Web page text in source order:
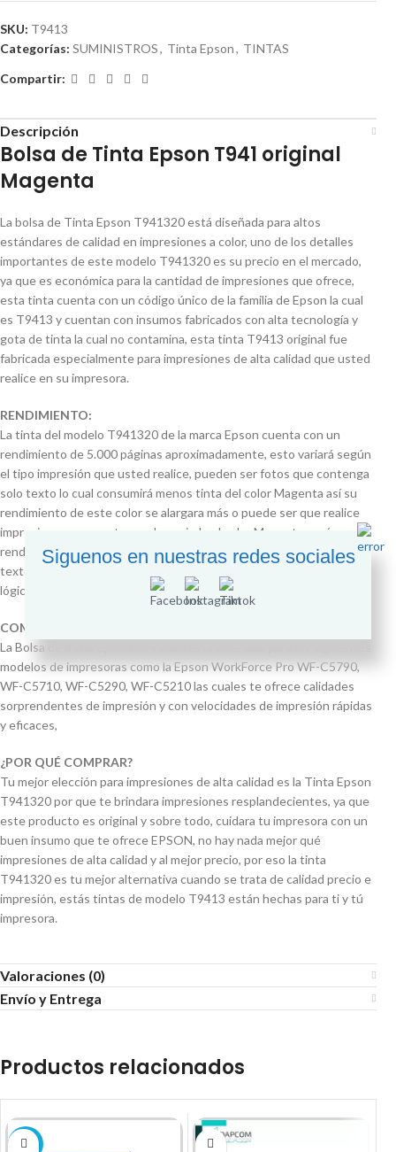
SKU: T9413
Categorías: SUMINISTROS, Tinta Epson, TINTAS
Compartir:
Descripción
Bolsa de Tinta Epson T941 original
Magenta
La bolsa de Tinta Epson T941320 está diseñada para altos
estándares de calidad en impresiones a color, uno de los detalles
importantes de este modelo T941320 es su precio en el mercado,
ya que es económica para la cantidad de impresiones que ofrece,
esta tinta cuenta con un código único de la familia de Epson la cual
es T9413 y cuentan con insumos fabricados con alta tecnología y
gota de tinta la cual no contamina, esta tinta T9413 original fue
fabricada especialmente para impresiones de alta calidad que usted
realice en su impresora.
RENDIMIENTO:
La tinta del modelo T941320 de la marca Epson cuenta con un
rendimiento de 5.000 páginas aproximadamente, esto variará según
el tipo impresión que usted realice, pueden ser fotos que contenga
solo texto lo cual consumirá menos tinta del color Magenta así su
rendimiento de este color se alargara más o puede ser que realice
impresiones que contenga demasiado el color Magenta y así su
rendimiento será menor a lo indicado, ejemplo imágenes, fondos,
textos entre otros que contengan más el color Magenta lo cual por
lógica se consumirá más.
COMPATIBLE CON IMPRESORAS:
La Bolsa de Tinta Epson T941320 está diseñada para los siguientes
modelos de impresoras como la Epson WorkForce Pro WF-C5790,
WF-C5710, WF-C5290, WF-C5210 las cuales te ofrece calidades
sorprendentes de impresión y con velocidades de impresión rápidas
y eficaces,
¿POR QUÉ COMPRAR?
Tu mejor elección para impresiones de alta calidad es la Tinta Epson
T941320 por que te brindara impresiones resplandecientes, ya que
este producto es original y sobre todo, cuidara tu impresora con un
buen insumo que te ofrece EPSON, no hay nada mejor qué
impresiones de alta calidad y al mejor precio, por eso la tinta
T941320 es tu mejor alternativa cuando se trata de calidad precio e
impresión, estás tintas de modelo T9413 están hechas para ti y tú
impresora.
Valoraciones (0)
Envío y Entrega
Productos relacionados
Siguenos en nuestras redes sociales